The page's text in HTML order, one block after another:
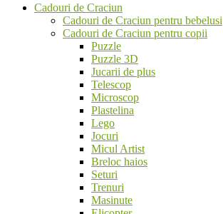
Cadouri de Craciun
Cadouri de Craciun pentru bebelusi
Cadouri de Craciun pentru copii
Puzzle
Puzzle 3D
Jucarii de plus
Telescop
Microscop
Plastelina
Lego
Jocuri
Micul Artist
Breloc haios
Seturi
Trenuri
Masinute